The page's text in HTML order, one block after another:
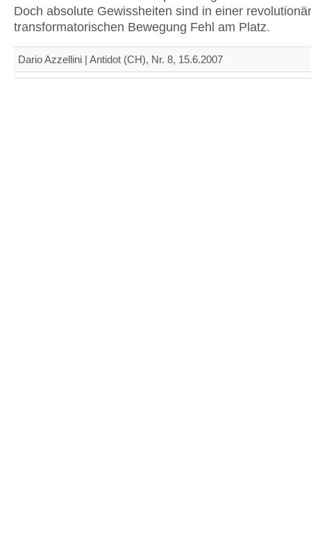
Doch absolute Gewissheiten sind in einer
transformatorischen Bewegung Fehl am Platz.
Dario Azzellini | Antidot (CH), Nr. 8, 15.6.2007